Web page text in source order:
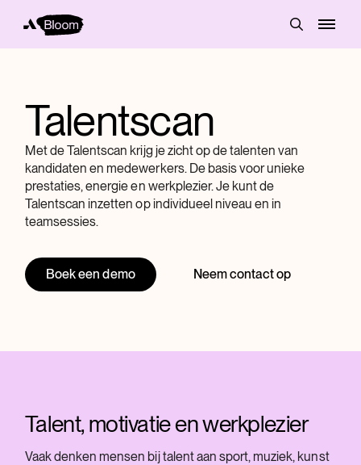
Talentscan
Met de Talentscan krijg je zicht op de talenten van
kandidaten en medewerkers. De basis voor unieke
prestaties, energie en werkplezier. Je kunt de
Talentscan inzetten op individueel niveau en in
teamsessies.
Boek een demo Neem contact op
Talent, motivatie en werkplezier
Vaak denken mensen bij talent aan sport, muziek, kunst